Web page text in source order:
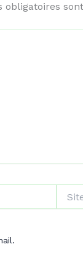
obligatoires